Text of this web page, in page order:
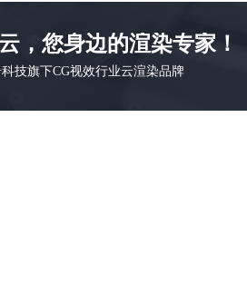
，您身边的渲染专家！
技旗下CG视效行业云渲染品牌